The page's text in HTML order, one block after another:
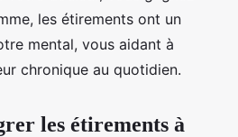
les étirements ont un
mental, vous aidant à
chronique au quotidien.
les étirements à